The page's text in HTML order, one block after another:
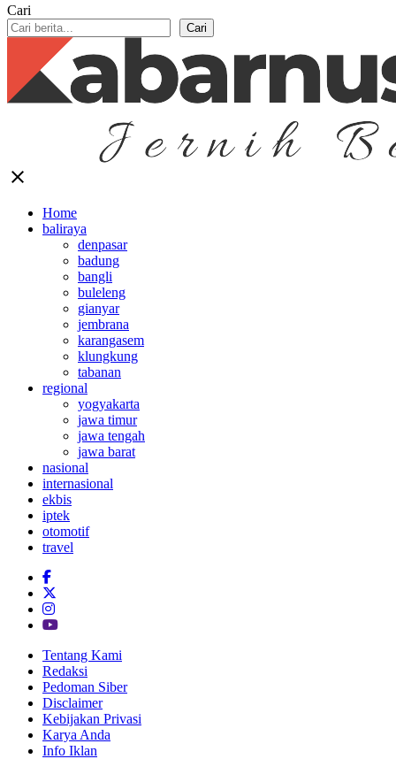
Cari
Cari
close
Home
baliraya
denpasar
badung
bangli
buleleng
gianyar
jembrana
karangasem
klungkung
tabanan
regional
yogyakarta
jawa timur
jawa tengah
jawa barat
nasional
internasional
ekbis
iptek
otomotif
travel
Tentang Kami
Redaksi
Pedoman Siber
Disclaimer
Kebijakan Privasi
Karya Anda
Info Iklan